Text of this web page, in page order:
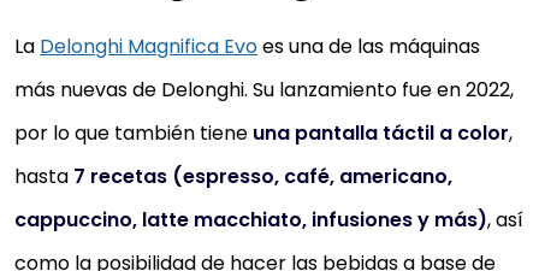
Coffee Choice. Con tres ajustes para...
Filtro potente y mantenimiento fácil: Gracias al
sistema AquaClean, disfruta de agua clara y
purificada - Al cambiar el filtro cuando la...
Potente molinillo: 100 % De cerámica - Con 12
para que puedas moler granos de cualquier
desde polvo ultrafino hasta trozos...
La Delonghi Magnifica Evoes una de las máquinas
más nuevas de Delonghi. Su lanzamiento fue en 2022,
por lo que también tiene una pantalla táctil a color,
hasta 7 recetas (espresso, café, americano,
cappuccino, latte macchiato, infusiones y más), así
como la posibilidad de hacer las bebidas a base de